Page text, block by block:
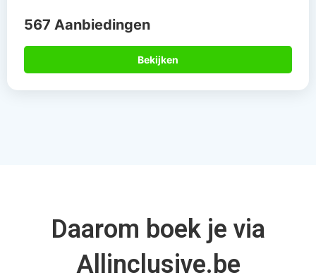
567 Aanbiedingen
Bekijken
Daarom boek je via
Allinclusive.be